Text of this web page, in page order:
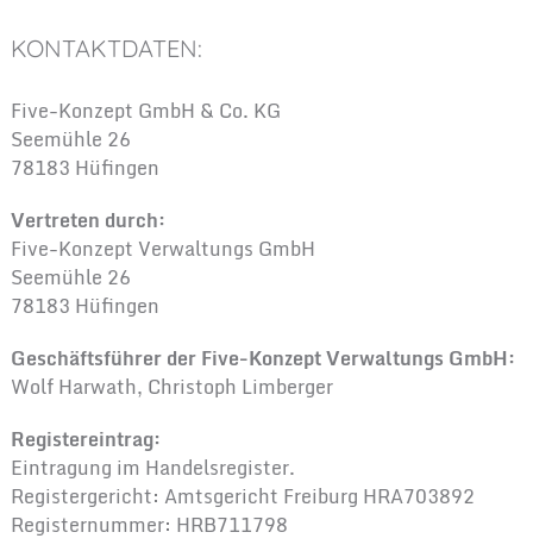
KONTAKTDATEN:
Five-Konzept GmbH & Co. KG
Seemühle 26
78183 Hüfingen
Vertreten durch:
Five-Konzept Verwaltungs GmbH
Seemühle 26
78183 Hüfingen
Geschäftsführer der Five-Konzept Verwaltungs GmbH:
Wolf Harwath, Christoph Limberger
Registereintrag:
Eintragung im Handelsregister.
Registergericht: Amtsgericht Freiburg HRA703892
Registernummer: HRB711798